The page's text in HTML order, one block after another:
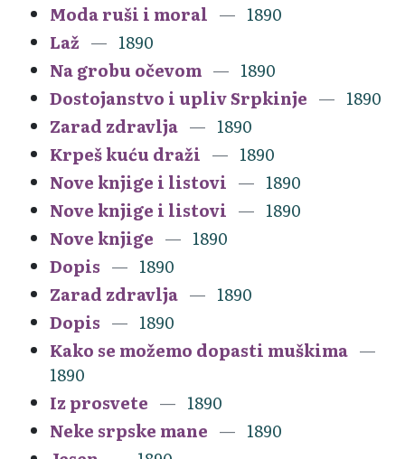
Moda ruši i moral
1890
Laž
1890
Na grobu očevom
1890
Dostojanstvo i upliv Srpkinje
1890
Zarad zdravlja
1890
Krpeš kuću draži
1890
Nove knjige i listovi
1890
Nove knjige i listovi
1890
Nove knjige
1890
Dopis
1890
Zarad zdravlja
1890
Dopis
1890
Kako se možemo dopasti muškima
1890
Iz prosvete
1890
Neke srpske mane
1890